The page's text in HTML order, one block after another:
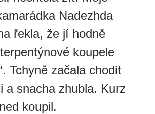
Nadezhda
řekla, že jí hodně
koupele
Tchyně začala chodit
a snacha zhubla. Kurz
koupil.